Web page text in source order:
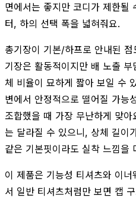
면에서는 좋지만 코디가 제한될
터, 하의 선택 폭을 넓혀줘요.
총기장이 기본/하프로 안내된
기장은 활동적이지만 배 노출
체 비율이 묘하게 짧아 보일 수
변에서 안정적으로 떨어질 가능
조합했을 때 가장 무난하게 맞
는 달라질 수 있으니, 상체 길이
같은 기본핏이라도 실착 느낌을
이 제품은 기능성 티셔츠와 이
서 일반 티셔츠처럼만 보면 캡